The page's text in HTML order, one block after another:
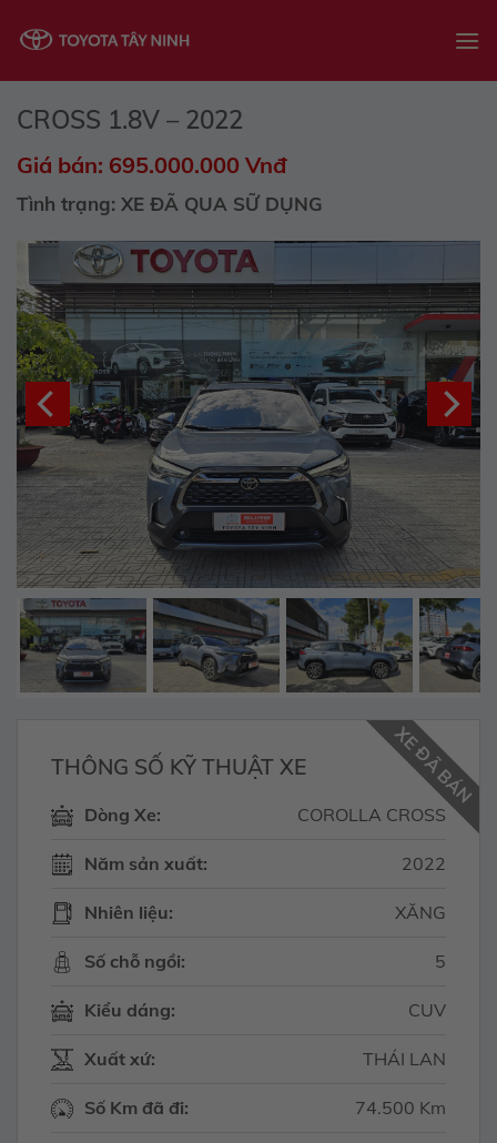
CROSS 1.8V – 2022
Giá bán: 695.000.000 Vnđ
Tình trạng: XE ĐÃ QUA SỮ DỤNG
THÔNG SỐ KỸ THUẬT XE
Dòng Xe: COROLLA CROSS
Năm sản xuất: 2022
Nhiên liệu: XĂNG
Số chỗ ngồi: 5
Kiểu dáng: CUV
Xuất xứ: THÁI LAN
Số Km đã đi: 74.500 Km
XE ĐÃ BÁN